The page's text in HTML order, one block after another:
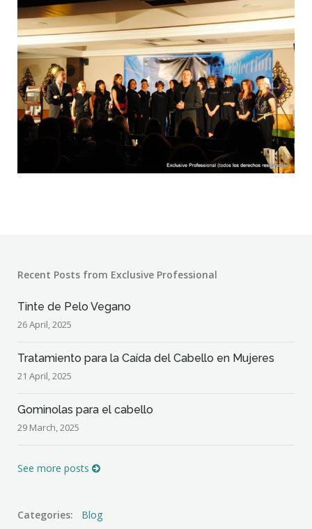
Recent Posts from Exclusive Professional
Tinte de Pelo Vegano
26 April, 2025
Tratamiento para la Caída del Cabello en Mujeres
21 April, 2025
Gominolas para el cabello
29 March, 2025
See more posts
Categories: Blog